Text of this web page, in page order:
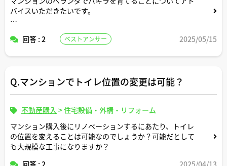
バイスいただきたいです。
すが。。
回答 : 2 ベストアンサー 2025/05/15
Q.マンションでトイレ位置の変更は可能？
不動産購入 >住宅設備・外構・リフォーム
マンション購入後にリノベーションするにあたり、トイレ
の位置を変えることは可能なのでしょうか？可能だとして
も大規模な工事になりますか？
回答 : 2
2025/04/13